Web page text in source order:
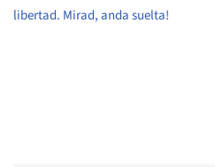
libertad. Mirad, anda suelta!